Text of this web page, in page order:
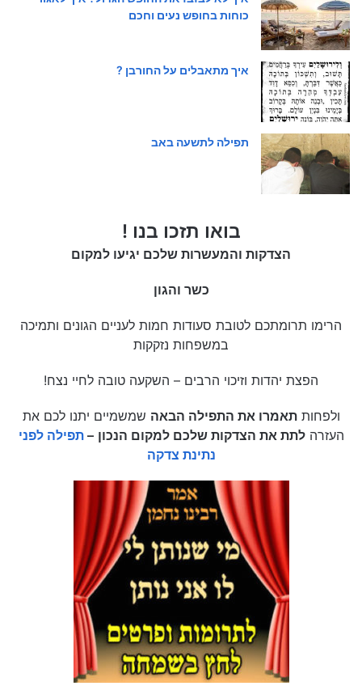
כוחות בחופש נעים וחכם
איך מתאבלים על החורבן ?
תפילה לתשעה באב
בואו תזכו בנו !
הצדקות והמעשרות שלכם יגיעו למקום
כשר והגון
הרימו תרומתכם לטובת סעודות חמות לעניים הגונים ותמיכה
במשפחות נזקקות
הפצת יהדות וזיכוי הרבים – השקעה טובה לחיי נצח!
ולפחותתאמרו את התפילה הבאה שמשמיים יתנו לכם את
העזרהלתת את הצדקות שלכם למקום הנכון –תפילה לפני
נתינת צדקה